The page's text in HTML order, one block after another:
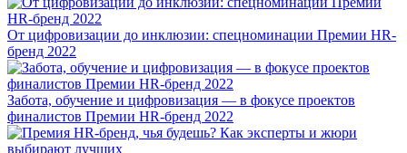
От цифровизации до инклюзии: спецноминации Премии HR-
бренд 2022
Забота, обучение и цифровизация — в фокусе проектов
финалистов Премии HR-бренд 2022